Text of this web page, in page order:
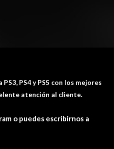
PS4 y PS5 con los mejores
atención al cliente.
o puedes escribirnos a